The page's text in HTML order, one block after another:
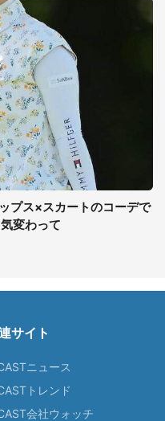
プス×スカートのコーデで
変わって
サイト
ニュース
トレンド
会社ウォッチ